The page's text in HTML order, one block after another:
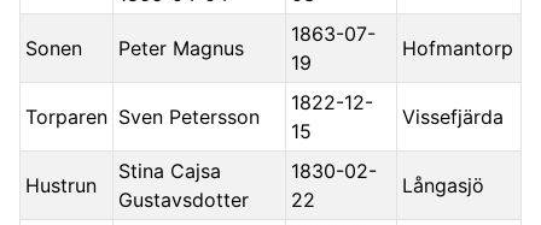
Sonen Peter Magnus
1863-07-
19
Hofmantorp
Torparen Sven Petersson
1822-12-
15
Vissefjärda
Hustrun
Stina Cajsa
Gustavsdotter
1830-02-
22
Långasjö